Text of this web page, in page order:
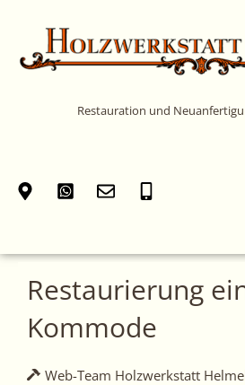
springen
Restauration und
Restaurierung
Kommode
Web-Team Holzwerkstatt